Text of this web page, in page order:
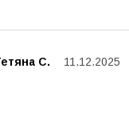
С. 11.12.2025